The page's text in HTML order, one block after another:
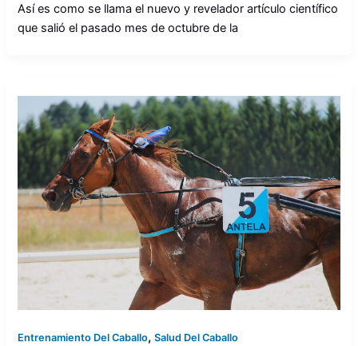
Así es como se llama el nuevo y revelador artículo científico
que salió el pasado mes de octubre de la
Entrenamiento Del Caballo,Salud Del Caballo